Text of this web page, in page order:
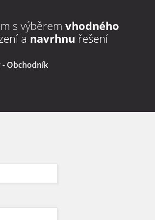
s výběrem vhodného
a navrhnu řešení
- Obchodník